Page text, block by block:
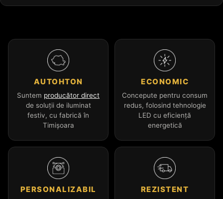
AUTOHTON
Suntem producător direct
de soluții de iluminat
festiv, cu fabrică în
Timișoara
ECONOMIC
Concepute pentru consum
redus, folosind tehnologie
LED cu eficiență
energetică
PERSONALIZABIL REZISTENT